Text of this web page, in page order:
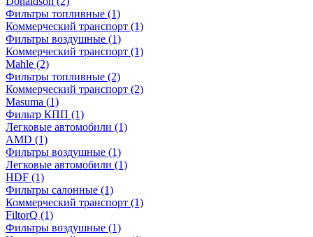
Фильтры топливные (1)
Коммерческий транспорт (1)
Фильтры воздушные (1)
Коммерческий транспорт (1)
Mahle (2)
Фильтры топливные (2)
Коммерческий транспорт (2)
Masuma (1)
Фильтр КПП (1)
Легковые автомобили (1)
AMD (1)
Фильтры воздушные (1)
Легковые автомобили (1)
HDF (1)
Фильтры салонные (1)
Коммерческий транспорт (1)
FiltorQ (1)
Фильтры воздушные (1)